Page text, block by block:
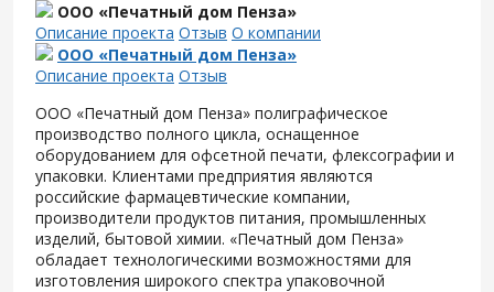
ООО «Печатный дом Пенза»
Описание проекта Отзыв О компании
ООО «Печатный дом Пенза»
Описание проекта Отзыв
ООО «Печатный дом Пенза» полиграфическое
производство полного цикла, оснащенное
оборудованием для офсетной печати, флексографии и
упаковки. Клиентами предприятия являются
российские фармацевтические компании,
производители продуктов питания, промышленных
изделий, бытовой химии. «Печатный дом Пенза»
обладает технологическими возможностями для
изготовления широкого спектра упаковочной